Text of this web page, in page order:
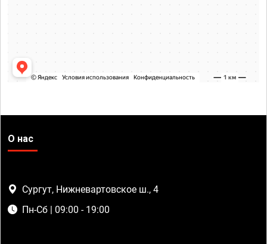
О нас
Сургут, Нижневартовское ш., 4
Пн-Сб | 09:00 - 19:00